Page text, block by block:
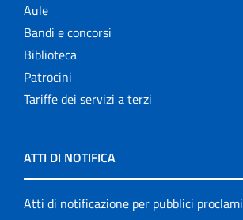
Aule
Bandi e concorsi
Biblioteca
Patrocini
Tariffe dei servizi a terzi
ATTI DI NOTIFICA
Atti di notificazione per pubblici proclami